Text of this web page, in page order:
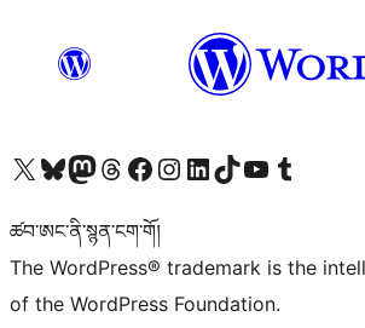
Visit our X (formerly Twitter) account
Visit our Bluesky account
Visit our Mastodon account
Visit our Threads account
Visit our Facebook page
Visit our Instagram account
Visit our LinkedIn account
Visit our TikTok account
Visit our YouTube channel
Visit our Tumblr account
ཚབ་ཨང་ནི་སྙན་ངག་གོ།
The WordPress® trademark is the
of the WordPress Foundation.